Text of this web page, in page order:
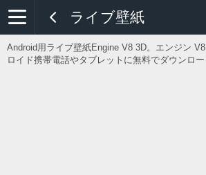
ライブ壁紙
Android用ライブ壁紙Engine V8 3D。エンジン
ロイド携帯電話やタブレットに無料でダウンロー